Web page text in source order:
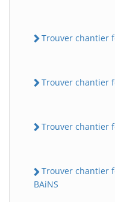
Trouver chantier
Trouver chantier
Trouver chantier
Trouver chantier
BAiNS